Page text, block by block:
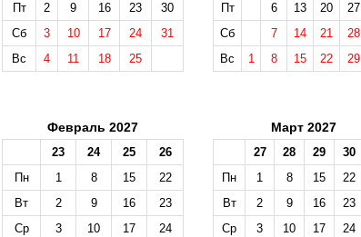
Пт
2 9 16 23
30
Сб
3 10 17 24
31
Вс
4 11 18 25
Пт
6 13 20
27
Сб
7 14 21
28
Вс
1 8 15 22 29
Февраль 2027
23 24 25
26
Пн
1 8 15
22
Вт
2 9 16
23
Ср
3 10 17
24
Март 2027
27 28 29 30
Пн
1 8 15 22
Вт
2 9 16 23
Ср
3 10 17 24